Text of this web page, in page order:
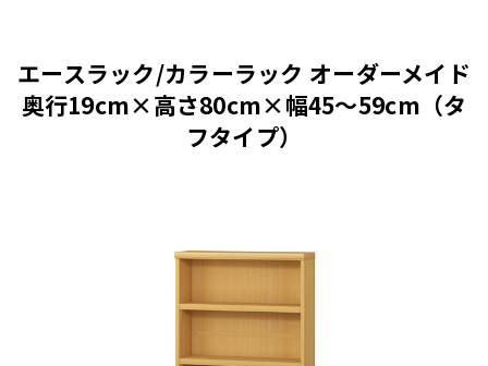
エースラック/カラーラック オーダーメイド
奥行19cm×高さ80cm×幅45～59cm（タ
フタイプ）